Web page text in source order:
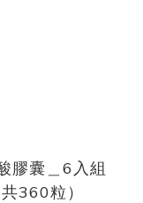
膠囊＿6入組
共360粒）